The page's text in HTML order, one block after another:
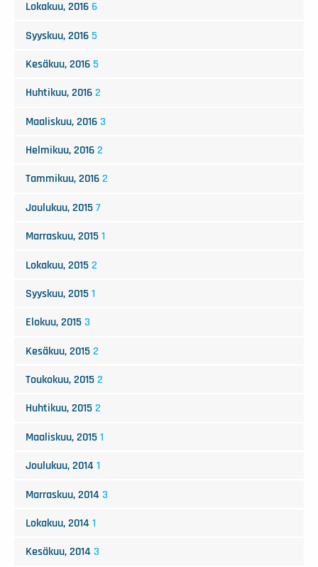
Lokakuu, 2016 6
Syyskuu, 2016 5
Kesäkuu, 2016 5
Huhtikuu, 2016 2
Maaliskuu, 2016 3
Helmikuu, 2016 2
Tammikuu, 2016 2
Joulukuu, 2015 7
Marraskuu, 2015 1
Lokakuu, 2015 2
Syyskuu, 2015 1
Elokuu, 2015 3
Kesäkuu, 2015 2
Toukokuu, 2015 2
Huhtikuu, 2015 2
Maaliskuu, 2015 1
Joulukuu, 2014 1
Marraskuu, 2014 3
Lokakuu, 2014 1
Kesäkuu, 2014 3